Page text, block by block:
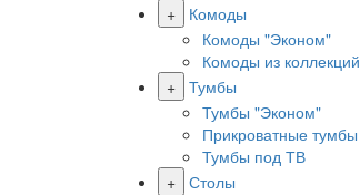
+
Комоды
Комоды "Эконом"
Комоды из коллекций
+ Тумбы
Тумбы "Эконом"
Прикроватные тумбы
Тумбы под ТВ
+ Столы